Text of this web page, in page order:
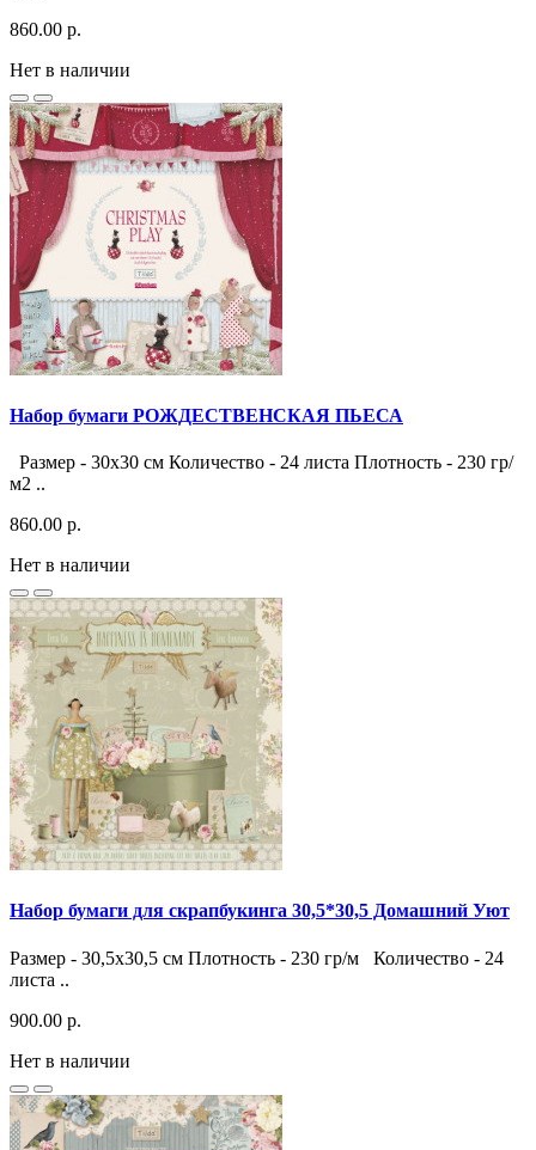
860.00 р.
Нет в наличии
Набор бумаги РОЖДЕСТВЕНСКАЯ ПЬЕСА
Размер - 30х30 см Количество - 24 листа Плотность - 230 гр/
м2 ..
860.00 р.
Нет в наличии
Набор бумаги для скрапбукинга 30,5*30,5 Домашний Уют
Размер - 30,5х30,5 см Плотность - 230 гр/м Количество - 24
листа ..
900.00 р.
Нет в наличии